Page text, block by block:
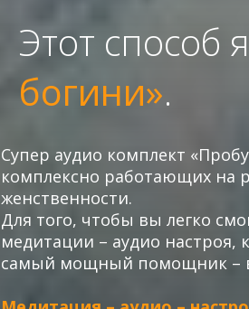
Этот способ
богини»​.
Супер аудио комплект
комплексно работающих на
женственности.
Для того, чтобы вы легко
медитации – аудио настроя,
самый мощный помощник –